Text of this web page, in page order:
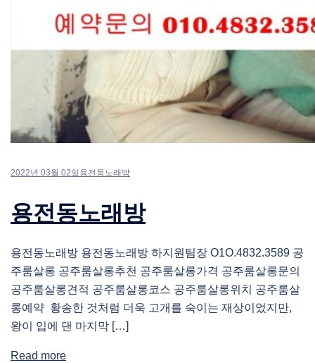
2022년 03월 02일 용전동노래방
용전동노래방
용전동노래방 용전동노래방 하지원팀장 O1O.4832.3589 공
주룸살롱 공주룸살롱추천 공주룸살롱가격 공주룸살롱문의
공주룸살롱견적 공주룸살롱코스 공주룸살롱위치 공주룸살
롱예약 황송한 것처럼 더욱 고개를 숙이는 재상이었지만,
왕이 입에 댄 마지막 […]
Read more